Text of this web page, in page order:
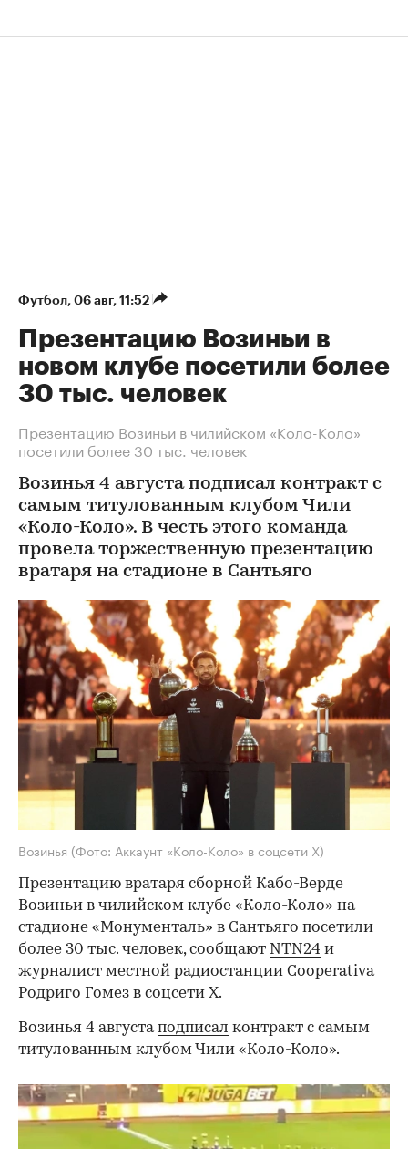
Футбол⁠, 06 авг, 11:52
Презентацию Возиньи в
новом клубе посетили более
30 тыс. человек
Презентацию Возиньи в чилийском «Коло-Коло»
посетили более 30 тыс. человек
Возинья 4 августа подписал контракт с
самым титулованным клубом Чили
«Коло-Коло». В честь этого команда
провела торжественную презентацию
вратаря на стадионе в Сантьяго
Возинья (Фото: Аккаунт «Коло-Коло» в соцсети Х)
Презентацию вратаря сборной Кабо-Верде
Возиньи в чилийском клубе «Коло-Коло» на
стадионе «Монументаль» в Сантьяго посетили
более 30 тыс. человек, сообщают NTN24 и
журналист местной радиостанции Cooperativa
Родриго Гомез в соцсети Х.
Возинья 4 августаподписал контракт с самым
титулованным клубом Чили «Коло-Коло».